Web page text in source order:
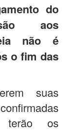
do
aos
não é
o fim das
suas
terão os